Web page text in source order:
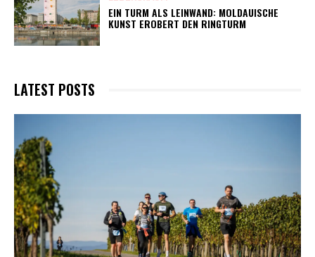
EIN TURM ALS LEINWAND: MOLDAUISCHE
KUNST EROBERT DEN RINGTURM
LATEST POSTS